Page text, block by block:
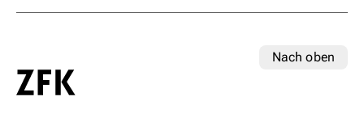
Nach oben